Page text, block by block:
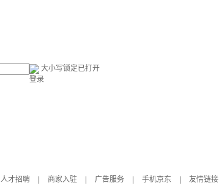
大小写锁定已打开
登录
人才招聘 商家入驻 广告服务 手机京东 友情链接